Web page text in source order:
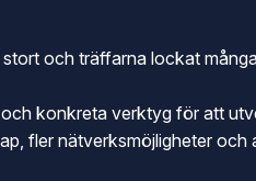
och träffarna lockat
konkreta verktyg för att
fler nätverksmöjligheter och